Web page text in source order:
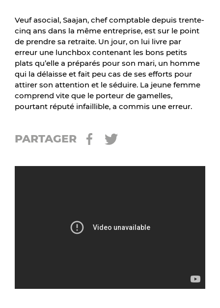
Veuf asocial, Saajan, chef comptable depuis trente-
cinq ans dans la même entreprise, est sur le point
de prendre sa retraite. Un jour, on lui livre par
erreur une lunchbox contenant les bons petits
plats qu’elle a préparés pour son mari, un homme
qui la délaisse et fait peu cas de ses efforts pour
attirer son attention et le séduire. La jeune femme
comprend vite que le porteur de gamelles,
pourtant réputé infaillible, a commis une erreur.
PARTAGER